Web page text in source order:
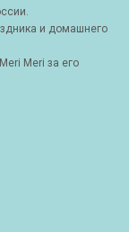
и домашнего
Meri за его